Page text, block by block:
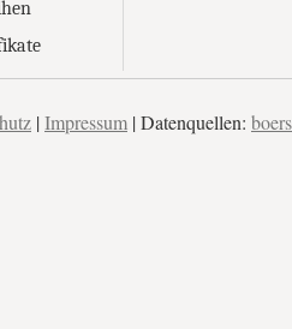
|Impressum | Datenquellen: